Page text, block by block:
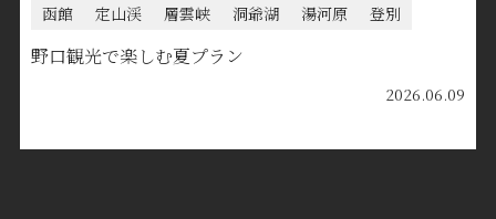
函館 定山渓 層雲峡 洞爺湖 湯河原 登別
野口観光で楽しむ夏プラン
2026.06.09